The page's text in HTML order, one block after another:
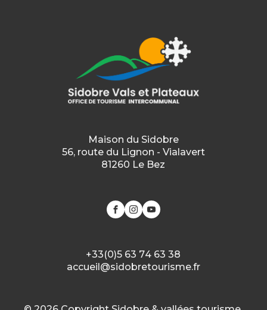
Maison du Sidobre
56, route du Lignon - Vialavert
81260 Le Bez
+33(0)5 63 74 63 38
accueil@sidobretourisme.fr